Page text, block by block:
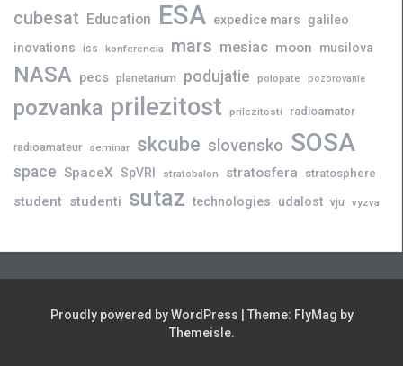
cubesat Education ESA expedice mars
galileo
inovations iss konferencia mars mesiac moon musilova
NASA pecs planetarium podujatie polopate pozorovanie
pozvanka prilezitost prilezitosti radioamater
radioamateur seminar skcube slovensko SOSA
space SpaceX SpVRI stratobalon stratosfera stratosphere
student studenti sutaz technologies udalost vju vyzva
Proudly powered by WordPress Theme: FlyMag by
Themeisle.